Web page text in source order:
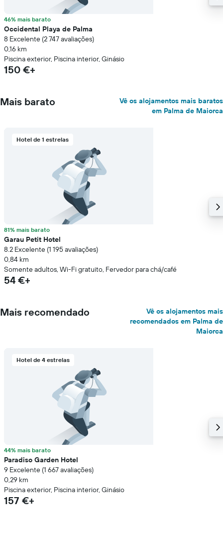
46% mais barato
Occidental Playa de Palma
8 Excelente (2 747 avaliações)
0,16 km
Piscina exterior, Piscina interior, Ginásio
150 €+
Mais barato
Vê os alojamentos mais baratos
em Palma de Maiorca
Hotel de 1 estrelas
81% mais barato
Garau Petit Hotel
8.2 Excelente (1 195 avaliações)
0,84 km
Somente adultos, Wi-Fi gratuito, Fervedor para chá/café
54 €+
Mais recomendado
Vê os alojamentos mais
recomendados em Palma de
Maiorca
Hotel de 4 estrelas
44% mais barato
Paradiso Garden Hotel
9 Excelente (1 667 avaliações)
0,29 km
Piscina exterior, Piscina interior, Ginásio
157 €+